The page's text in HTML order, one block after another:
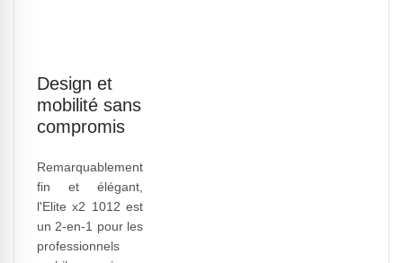
Design et
mobilité sans
compromis
Remarquablement
fin et élégant,
l'Elite x2 1012 est
un 2-en-1 pour les
professionnels